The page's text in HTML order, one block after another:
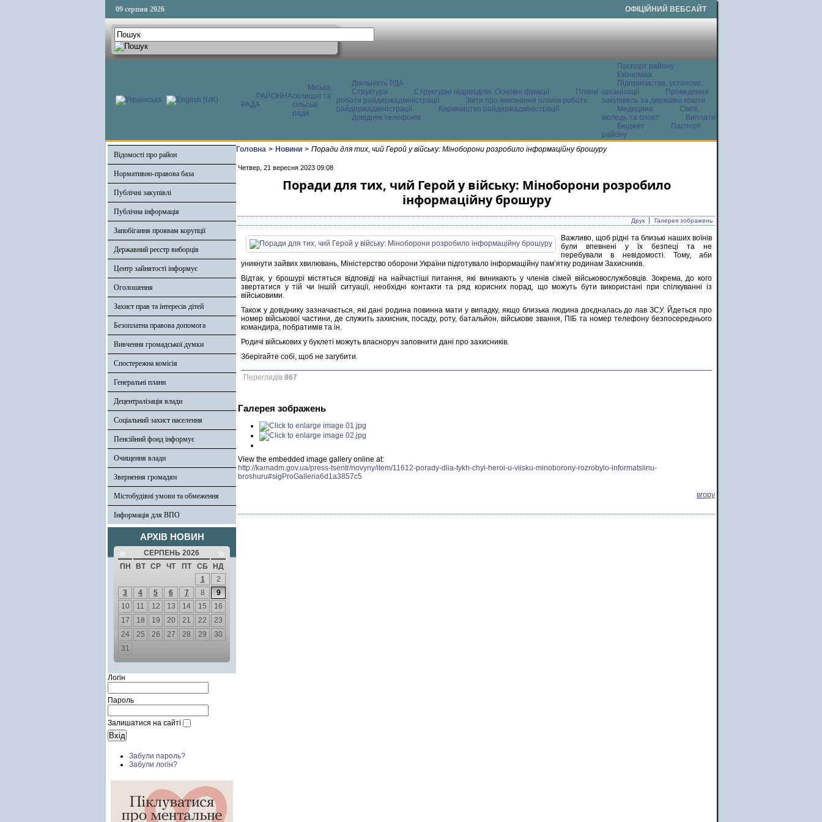
09 серпня 2026 ОФІЦІЙНИЙ ВЕБСАЙТ
РАЙОННА
РАДА
Міська,
селищні та
сільські
ради
Діяльність РДА
Структура
Структурні підрозділи. Основні функції
Плани
роботи райдержадміністрації
Звіти про виконання планів роботи
райдержадміністрації
Керівництво райдержадміністрації
Довідник телефонів
Паспорт району
Економіка
Підприємства, установи,
організації
Проведення
закупівель за державні кошти
Медицина
Сім'я,
молодь та спорт
Виплати
Бюджет
Паспорт
району
Відомості про район
Нормативно-правова база
Публічні закупівлі
Публічна інформація
Запобігання проявам корупції
Державний реєстр виборців
Центр зайнятості інформує
Оголошення
Захист прав та інтересів дітей
Безоплатна правова допомога
Вивчення громадської думки
Спостережна комісія
Генеральні плани
Децентралізація влади
Соціальний захист населення
Пенсійний фонд інформує
Очищення влади
Звернення громадян
Містобудівні умови та обмеження
Інформація для ВПО
АРХІВ НОВИН
« СЕРПЕНЬ 2026 »
ПН ВТ СР ЧТ ПТ СБ
НД
1
2
3
4 5 6 7 8
9
10
11 12 13 14 15
16
17
18 19 20 21 22
23
24
25 26 27 28 29
30
31
Логін
Пароль
Залишатися на сайті
Забули пароль?
Забули логін?
Головна > Новини > Поради для тих, чий Герой у війську: Міноборони розробило інформаційну брошуру
Четвер, 21 вересня 2023 09:08
Поради для тих, чий Герой у війську: Міноборони розробило
інформаційну брошуру
Друк Галерея зображень
Важливо, щоб рідні та близькі наших воїнів
були впевнені у їх безпеці та не
перебували в невідомості. Тому, аби
уникнути зайвих хвилювань, Міністерство оборони України підготувало інформаційну пам’ятку родинам Захисників.
Відтак, у брошурі містяться відповіді на найчастіші питання, які виникають у членів сімей військовослужбовців. Зокрема, до кого
звертатися у тій чи іншій ситуації, необхідні контакти та ряд корисних порад, що можуть бути використані при спілкуванні із
військовими.
Також у довіднику зазначається, які дані родина повинна мати у випадку, якщо близька людина доєдналась до лав ЗСУ. Йдеться про
номер військової частини, де служить захисник, посаду, роту, батальйон, військове звання, ПІБ та номер телефону безпосереднього
командира, побратимів та ін.
Родичі військових у буклеті можуть власноруч заповнити дані про захисників.
Зберігайте собі, щоб не загубити.
Переглядів 867
Галерея зображень
View the embedded image gallery online at:
http://kamadm.gov.ua/press-tsentr/novyny/item/11612-porady-dlia-tykh-chyi-heroi-u-viisku-minoborony-rozrobylo-informatsiinu-
broshuru#sigProGalleria6d1a3857c5
вгору